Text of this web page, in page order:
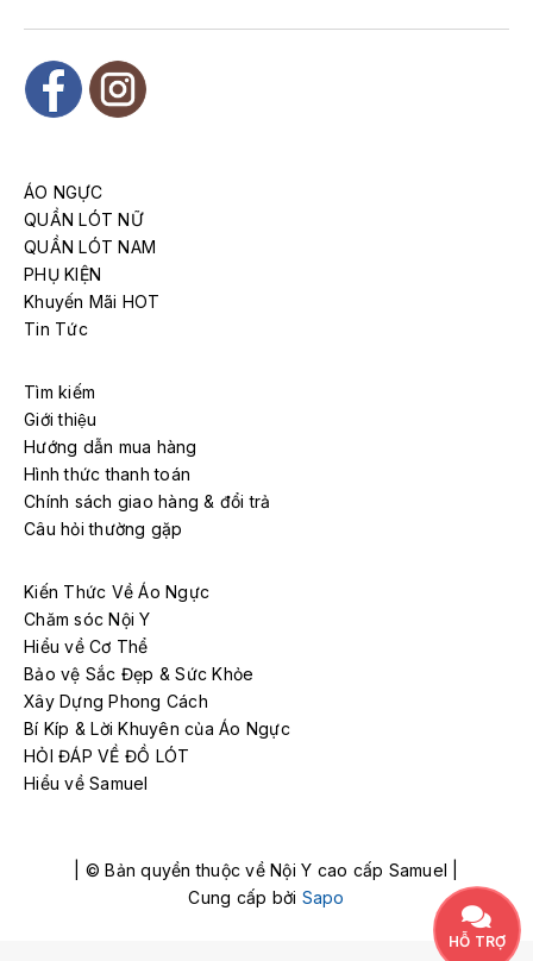
ÁO NGỰC
QUẦN LÓT NỮ
QUẦN LÓT NAM
PHỤ KIỆN
Khuyến Mãi HOT
Tin Tức
Tìm kiếm
Giới thiệu
Hướng dẫn mua hàng
Hình thức thanh toán
Chính sách giao hàng & đổi trả
Câu hỏi thường gặp
Kiến Thức Về Áo Ngực
Chăm sóc Nội Y
Hiểu về Cơ Thể
Bảo vệ Sắc Đẹp & Sức Khỏe
Xây Dựng Phong Cách
Bí Kíp & Lời Khuyên của Áo Ngực
HỎI ĐÁP VỀ ĐỒ LÓT
Hiểu về Samuel
| © Bản quyền thuộc về Nội Y cao cấp Samuel |
Cung cấp bởi Sapo
HỖ TRỢ